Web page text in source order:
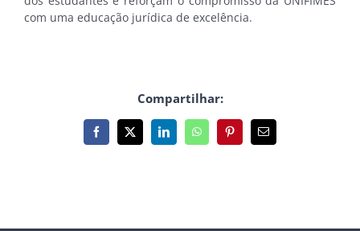
com uma educação jurídica de excelência.
Compartilhar:
Facebook
X LinkedInWhatsAppPinterest
E-
mail